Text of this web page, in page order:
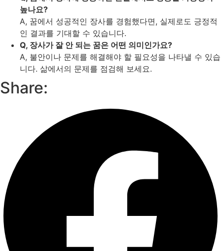
높나요?
A, 꿈에서 성공적인 장사를 경험했다면, 실제로도 긍정적
인 결과를 기대할 수 있습니다.
Q, 장사가 잘 안 되는 꿈은 어떤 의미인가요?
A, 불안이나 문제를 해결해야 할 필요성을 나타낼 수 있습
니다. 삶에서의 문제를 점검해 보세요.
Share: